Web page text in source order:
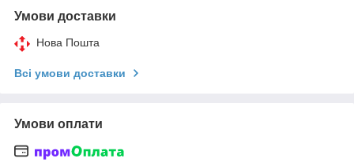
Умови доставки
Нова Пошта
Всі умови доставки
Умови оплати